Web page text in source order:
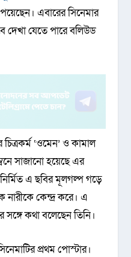
এবারের সিনেমার
দেখা যেতে পারে বলিউড
চিত্রকর্ম ‘ওমেন’ ও কামাল
সাজানো হয়েছে এর
নির্মিত এ ছবির মূলগল্প গড়ে
কেন্দ্র করে। এ
সঙ্গে কথা বলেছেন তিনি।
প্রথম পোস্টার।